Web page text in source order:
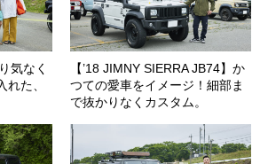
気なく
た、
【’18 JIMNY SIERRA JB74】か
つての愛車をイメージ！細部ま
で抜かりなくカスタム。